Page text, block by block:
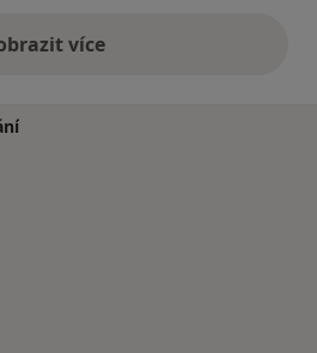
více
výše uvedené názory